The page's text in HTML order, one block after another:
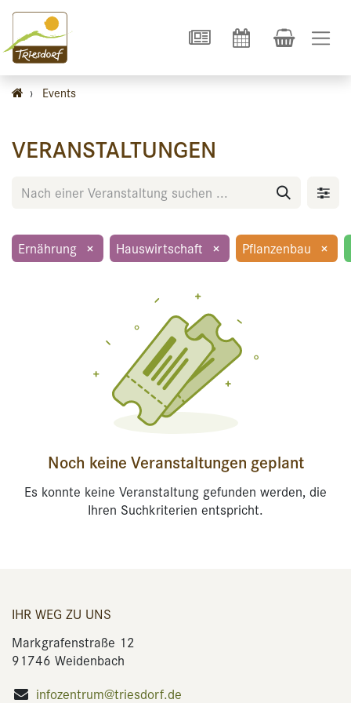
› Events
VERANSTALTUNGEN
Ernährung × Hauswirtschaft × Pflanzenbau ×
Noch keine Veranstaltungen geplant
Es konnte keine Veranstaltung gefunden werden, die
Ihren Suchkriterien entspricht.
IHR WEG ZU UNS
Markgrafenstraße 12
91746 Weidenbach
infozentrum@triesdorf.de